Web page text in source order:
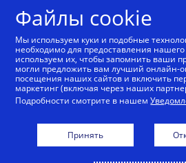
Русский
Файлы cookie
Мы используем куки и подобные
необходимо для предоставления
используем их, чтобы запомнить ваши
могли предложить вам лучший онлайн-
посещения наших сайтов и включить
маркетинг (включая через наших
Подробности смотрите в нашем
Принять